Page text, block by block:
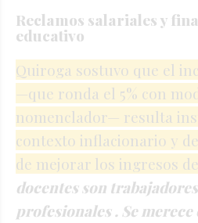
Reclamos salariales y
educativo
Quiroga sostuvo que el
—que ronda el 5% con
nomenclador— resulta
contexto inflacionario y
de mejorar los ingresos
docentes son
profesionales . Se